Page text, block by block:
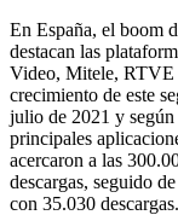
En España, el boom
destacan las
Video, Mitele, RTVE
crecimiento de este
julio de 2021 y según
principales
acercaron a las
descargas, seguido
con 35.030 descargas.